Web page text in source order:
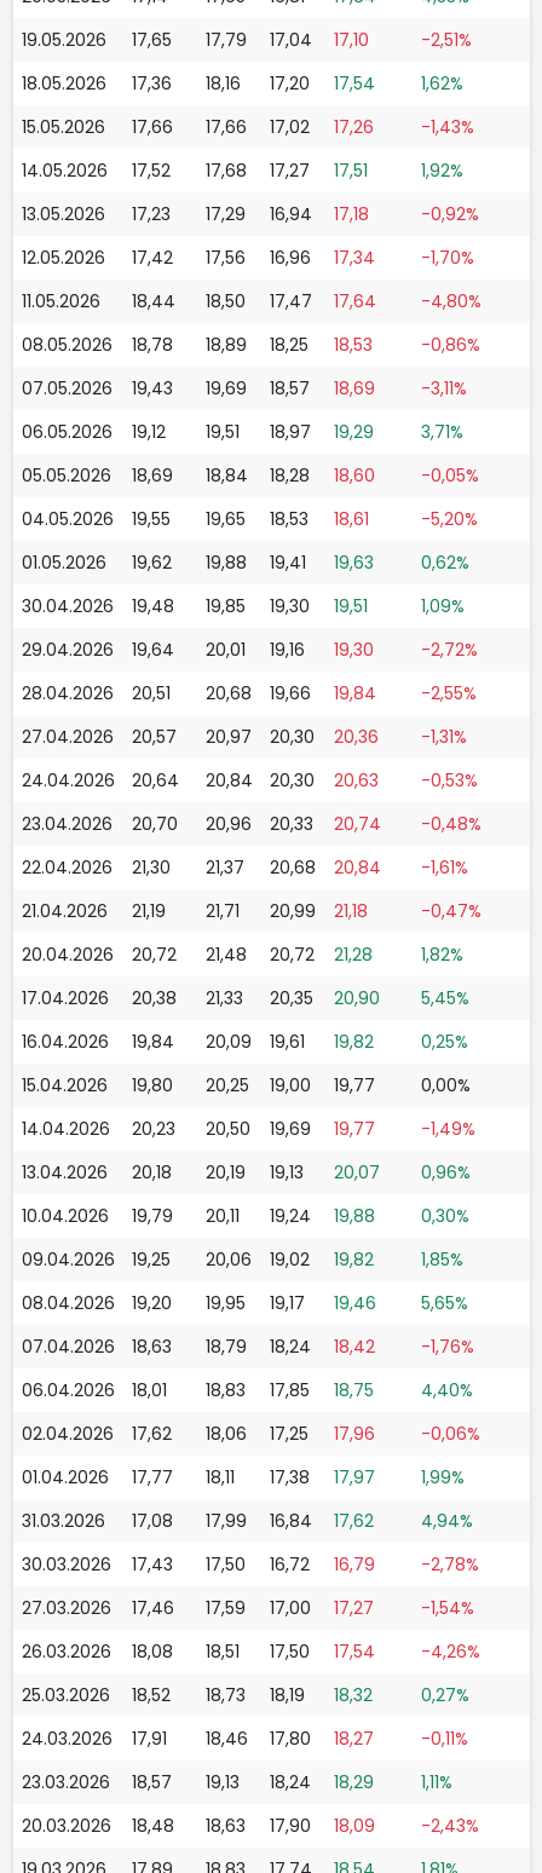
19.05.2026
17,65 17,79 17,04 17,10
-2,51%
18.05.2026
17,36 18,16 17,20 17,54
1,62%
15.05.2026
17,66 17,66 17,02 17,26
-1,43%
14.05.2026
17,52 17,68 17,27 17,51
1,92%
13.05.2026
17,23 17,29 16,94 17,18
-0,92%
12.05.2026
17,42 17,56 16,96 17,34
-1,70%
11.05.2026
18,44 18,50 17,47 17,64
-4,80%
08.05.2026
18,78 18,89 18,25 18,53
-0,86%
07.05.2026
19,43 19,69 18,57 18,69
-3,11%
06.05.2026
19,12 19,51 18,97 19,29
3,71%
05.05.2026
18,69 18,84 18,28 18,60
-0,05%
04.05.2026
19,55 19,65 18,53 18,61
-5,20%
01.05.2026
19,62 19,88 19,41 19,63
0,62%
30.04.2026
19,48 19,85 19,30 19,51
1,09%
29.04.2026
19,64 20,01 19,16 19,30
-2,72%
28.04.2026
20,51 20,68 19,66 19,84
-2,55%
27.04.2026
20,57 20,97 20,30 20,36
-1,31%
24.04.2026
20,64 20,84 20,30 20,63
-0,53%
23.04.2026
20,70 20,96 20,33 20,74
-0,48%
22.04.2026
21,30 21,37 20,68 20,84
-1,61%
21.04.2026
21,19 21,71 20,99 21,18
-0,47%
20.04.2026
20,72 21,48 20,72 21,28
1,82%
17.04.2026
20,38 21,33 20,35 20,90
5,45%
16.04.2026
19,84 20,09 19,61 19,82
0,25%
15.04.2026
19,80 20,25 19,00 19,77
0,00%
14.04.2026
20,23 20,50 19,69 19,77
-1,49%
13.04.2026
20,18 20,19 19,13 20,07
0,96%
10.04.2026
19,79 20,11 19,24 19,88
0,30%
09.04.2026
19,25 20,06 19,02 19,82
1,85%
08.04.2026
19,20 19,95 19,17 19,46
5,65%
07.04.2026
18,63 18,79 18,24 18,42
-1,76%
06.04.2026
18,01 18,83 17,85 18,75
4,40%
02.04.2026
17,62 18,06 17,25 17,96
-0,06%
01.04.2026
17,77 18,11 17,38 17,97
1,99%
31.03.2026
17,08 17,99 16,84 17,62
4,94%
30.03.2026
17,43 17,50 16,72 16,79
-2,78%
27.03.2026
17,46 17,59 17,00 17,27
-1,54%
26.03.2026
18,08 18,51 17,50 17,54
-4,26%
25.03.2026
18,52 18,73 18,19 18,32
0,27%
24.03.2026
17,91 18,46 17,80 18,27
-0,11%
23.03.2026
18,57 19,13 18,24 18,29
1,11%
20.03.2026
18,48 18,63 17,90 18,09
-2,43%